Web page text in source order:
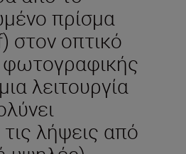
πρίσμα
στον οπτικό
λειτουργία
λήψεις από